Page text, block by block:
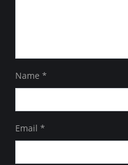
Name *
Email *